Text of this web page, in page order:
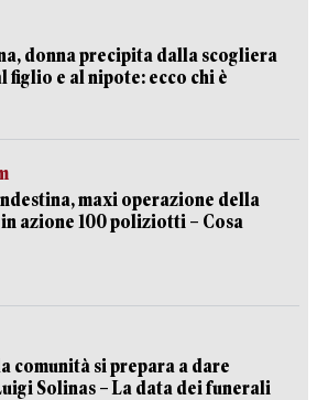
donna precipita dalla scogliera
figlio e al nipote: ecco chi è
maxi operazione della
azione 100 poliziotti – Cosa
comunità si prepara a dare
Solinas – La data dei funerali